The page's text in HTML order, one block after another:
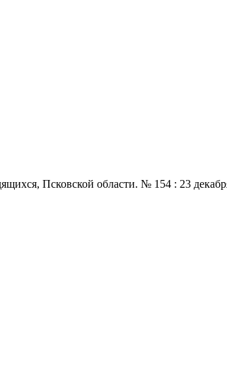
Псковской области. № 154 : 23